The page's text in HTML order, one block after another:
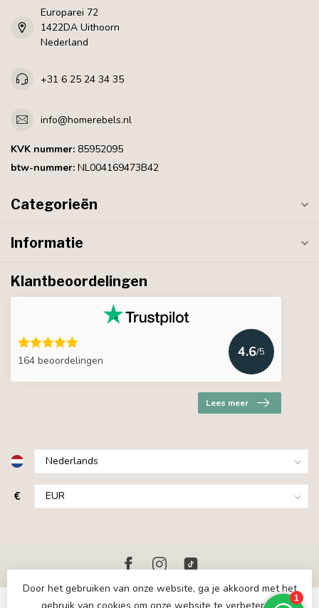
Europarei 72
1422DA Uithoorn
Nederland
+31 6 25 24 34 35
info@homerebels.nl
KVK nummer: 85952095
btw-nummer: NL004169473B42
Categorieën
Informatie
Klantbeoordelingen
164 beoordelingen
4.6/5
Lees meer
€
Door het gebruiken van onze website, ga je akkoord met het